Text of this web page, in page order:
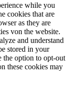
while you
cookies that are
as they are
von the website.
and understand
stored in your
the option to opt-out
these cookies may